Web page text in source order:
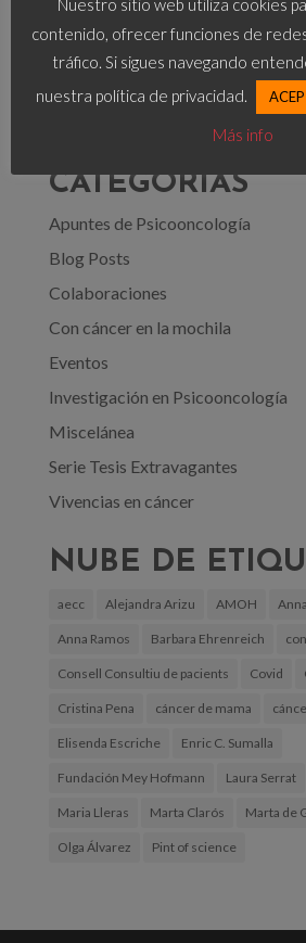
[Testimonio tras un Cáncer de
madre alguna vez?
Nueva publicación de nuestras
CATEGORÍAS
Apuntes de Psicooncología
Blog Posts
Colaboraciones
Con cáncer en la mochila
Eventos
Investigación en Psicooncología
Miscelánea
Serie Tesis Extravagantes
Vivencias en cáncer
NUBE DE
aecc Alejandra Arizu AMOH
Anna Ramos Barbara Ehrenreich
Consell Consultiu de pacients Covid
Cristina Pena cáncer de mama
Elisenda Escriche Enric C. Sumalla
Fundación Mey Hofmann Laura Serrat
Maria Lleras Marta Clarós Marta de
Olga Álvarez Pint of science
Nuestro sitio web utiliza cookies
contenido, ofrecer funciones de
tráfico. Si sigues navegando
nuestra política de privacidad.
Más info